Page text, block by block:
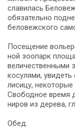
славилась
обя­за­тель­но
беловежского
По­се­ще­ние
ной зоопарк
величественными
косулями,
лисицу,
Сво­бод­ное вре­мя
ни­ров из де­ре­ва,
Обед.